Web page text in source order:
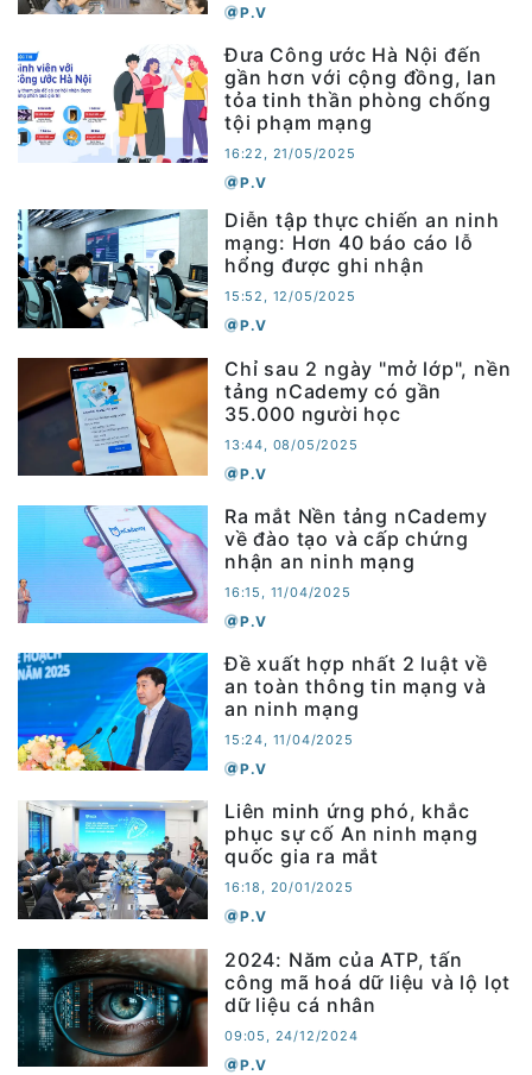
P.V
Đưa Công ước Hà Nội đến
gần hơn với cộng đồng, lan
tỏa tinh thần phòng chống
tội phạm mạng
16:22, 21/05/2025
P.V
Diễn tập thực chiến an ninh
mạng: Hơn 40 báo cáo lỗ
hổng được ghi nhận
15:52, 12/05/2025
P.V
Chỉ sau 2 ngày "mở lớp", nền
tảng nCademy có gần
35.000 người học
13:44, 08/05/2025
P.V
Ra mắt Nền tảng nCademy
về đào tạo và cấp chứng
nhận an ninh mạng
16:15, 11/04/2025
P.V
Đề xuất hợp nhất 2 luật về
an toàn thông tin mạng và
an ninh mạng
15:24, 11/04/2025
P.V
Liên minh ứng phó, khắc
phục sự cố An ninh mạng
quốc gia ra mắt
16:18, 20/01/2025
P.V
2024: Năm của ATP, tấn
công mã hoá dữ liệu và lộ lọt
dữ liệu cá nhân
09:05, 24/12/2024
P.V